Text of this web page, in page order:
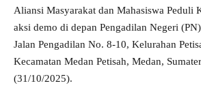
Aliansi Masyarakat dan Mahasiswa Peduli
aksi demo di depan Pengadilan Negeri
Jalan Pengadilan No. 8-10, Kelurahan
Kecamatan Medan Petisah, Medan,
(31/10/2025).